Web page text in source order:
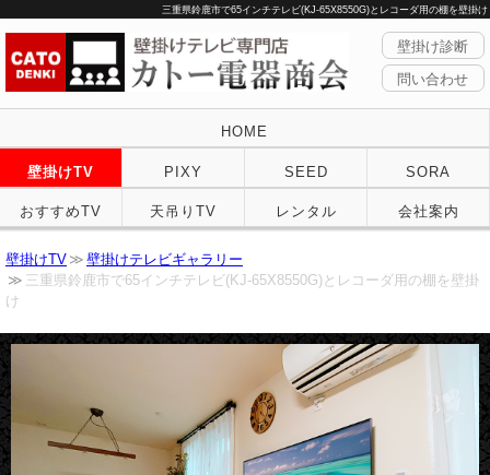
三重県鈴鹿市で65インチテレビ(KJ-65X8550G)とレコーダ用の棚を壁掛け
壁掛け診断
問い合わせ
HOME
壁掛けTV PIXY SEED SORA
おすすめTV 天吊りTV レンタル 会社案内
壁掛けTV
壁掛けテレビギャラリー
三重県鈴鹿市で65インチテレビ(KJ-65X8550G)とレコーダ用の棚を壁掛
け